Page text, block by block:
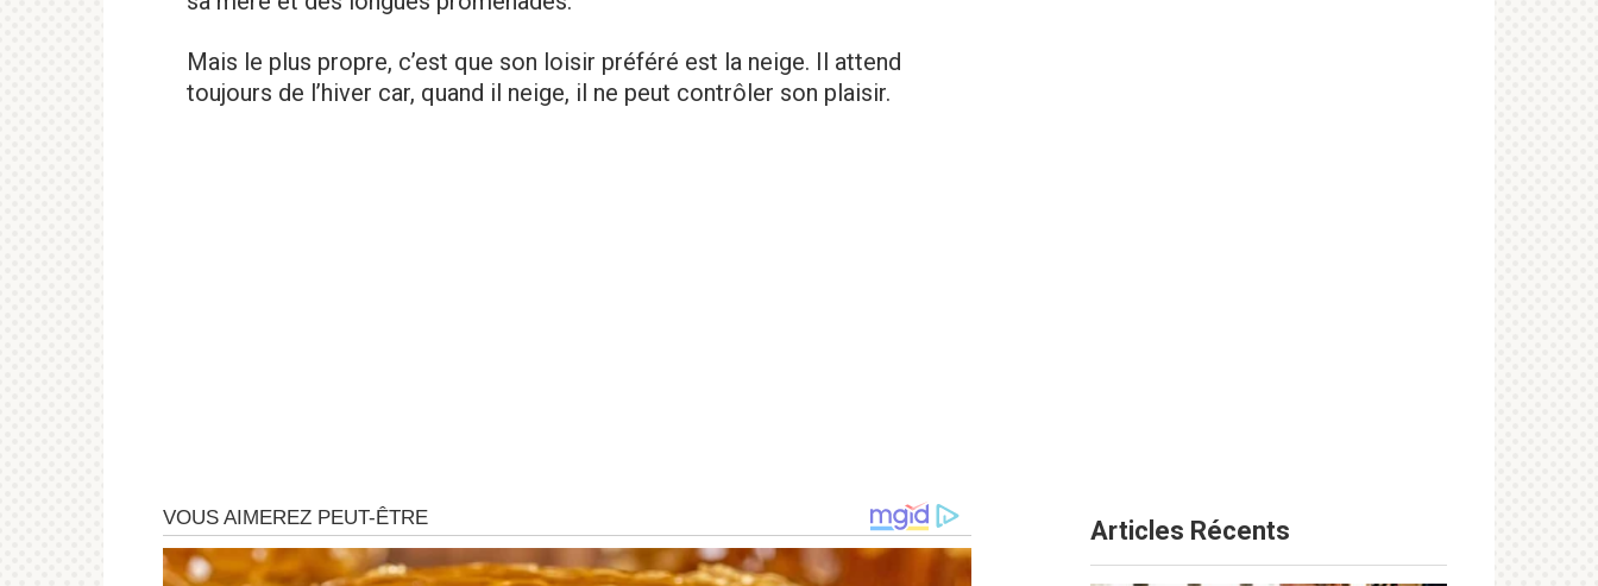
Mais le plus propre, c’est que son loisir préféré est la neige. Il attend
toujours de l’hiver car, quand il neige, il ne peut contrôler son plaisir.
Articles Récents